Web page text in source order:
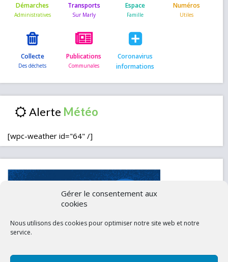
Gérer le consentement aux
cookies
Nous utilisons des cookies pour optimiser notre site web et notre
service.
Démarches Transports Espace Numéros
Collecte Publications
Coronavirus
informations
Alerte
[wpc-weather id="64" /]